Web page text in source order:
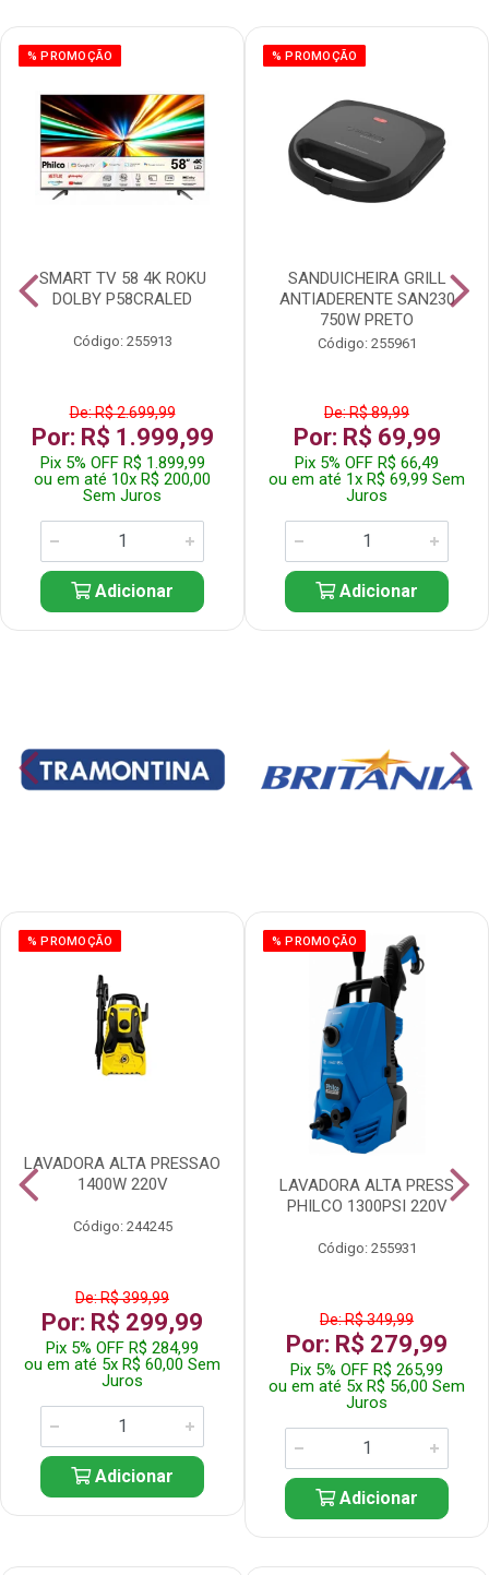
% PROMOÇÃO
SMART TV 58 4K ROKU
DOLBY P58CRALED
Código: 255913
De: R$ 2.699,99
Por: R$ 1.999,99
Pix 5% OFF R$ 1.899,99
ou em até 10x R$ 200,00
Sem Juros
Adicionar
% PROMOÇÃO
SANDUICHEIRA GRILL
ANTIADERENTE SAN230
750W PRETO
Código: 255961
De: R$ 89,99
Por: R$ 69,99
Pix 5% OFF R$ 66,49
ou em até 1x R$ 69,99 Sem
Juros
Adicionar
% PROMOÇÃO
LAVADORA ALTA PRESSAO
1400W 220V
Código: 244245
De: R$ 399,99
Por: R$ 299,99
Pix 5% OFF R$ 284,99
ou em até 5x R$ 60,00 Sem
Juros
Adicionar
% PROMOÇÃO
LAVADORA ALTA PRESS
PHILCO 1300PSI 220V
Código: 255931
De: R$ 349,99
Por: R$ 279,99
Pix 5% OFF R$ 265,99
ou em até 5x R$ 56,00 Sem
Juros
Adicionar